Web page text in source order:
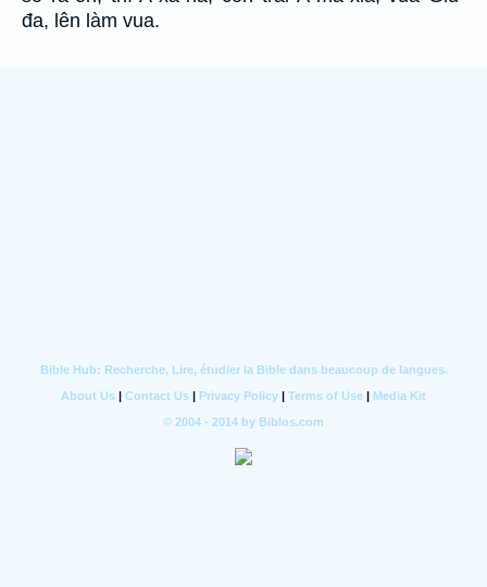
đa, lên làm vua.